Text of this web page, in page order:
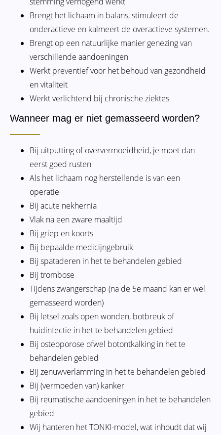
Brengt het lichaam in balans, stimuleert de
onderactieve en kalmeert de overactieve systemen.
Brengt op een natuurlijke manier genezing van
verschillende aandoeningen
Werkt preventief voor het behoud van gezondheid
en vitaliteit
Werkt verlichtend bij chronische ziektes
Wanneer mag er niet gemasseerd worden?
Bij uitputting of oververmoeidheid, je moet dan
eerst goed rusten
Als het lichaam nog herstellende is van een
operatie
Bij acute nekhernia
Vlak na een zware maaltijd
Bij griep en koorts
Bij bepaalde medicijngebruik
Bij spataderen in het te behandelen gebied
Bij trombose
Tijdens zwangerschap (na de 5e maand kan er wel
gemasseerd worden)
Bij letsel zoals open wonden, botbreuk of
huidinfectie in het te behandelen gebied
Bij osteoporose ofwel botontkalking in het te
behandelen gebied
Bij zenuwverlamming in het te behandelen gebied
Bij (vermoeden van) kanker
Bij reumatische aandoeningen in het te behandelen
gebied
Wij hanteren het TONKI-model, wat inhoudt dat wij